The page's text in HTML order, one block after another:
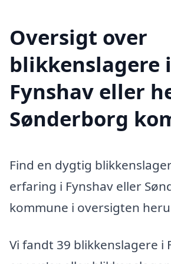
Oversigt over
blikkenslagere i
Fynshav eller
Sønderborg
Find en dygtig
erfaring i Fynshav eller
kommune i oversigten
Vi fandt 39 blikkenslagere i